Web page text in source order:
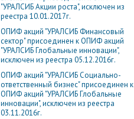
"УРАЛСИБ Акции роста", исключен из
реестра 10.01.2017г.
ОПИФ акций "УРАЛСИБ Финансовый
сектор" присоединен к ОПИФ акций
"УРАЛСИБ Глобальные инновации",
исключен из реестра 05.12.2016г.
ОПИФ акций "УРАЛСИБ Социально-
ответственный бизнес" присоединен к
ОПИФ акций "УРАЛСИБ Глобальные
инновации", исключен из реестра
03.11.2016г.